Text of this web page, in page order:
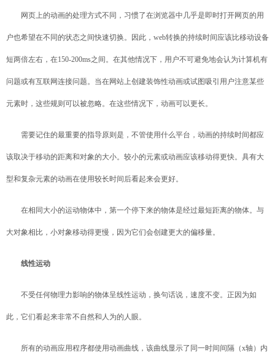
网页上的动画的处理方式不同，习惯了在浏览器中几乎是即时打开网页的用
户也希望在不同的状态之间快速切换。因此，web转换的持续时间应该比移动设备
短两倍左右，在150-200ms之间。在其他情况下，用户不可避免地会认为计算机有
问题或有互联网连接问题。当在网站上创建装饰性动画或试图吸引用户注意某些
元素时，这些规则可以被忽略。在这些情况下，动画可以更长。
需要记住的最重要的指导原则是，不管使用什么平台，动画的持续时间都应
该取决于移动的距离和对象的大小。较小的元素或动画应该移动得更快。具有大
型和复杂元素的动画在使用较长时间后看起来会更好。
在相同大小的运动物体中，第一个停下来的物体是经过最短距离的物体。与
大对象相比，小对象移动得更慢，因为它们会创建更大的偏移量。
线性运动
不受任何物理力影响的物体呈线性运动，换句话说，速度不变。正因为如
此，它们看起来非常不自然和人为的人眼。
所有的动画应用程序都使用动画曲线，该曲线显示了同一时间间隔（x轴）内